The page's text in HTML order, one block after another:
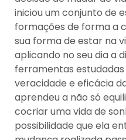
iniciou um conjunto de
formações de forma a
sua forma de estar na
aplicando no seu dia a
ferramentas
veracidade e eficácia
aprendeu a não só
cocriar uma vida de
possibilidade que ela